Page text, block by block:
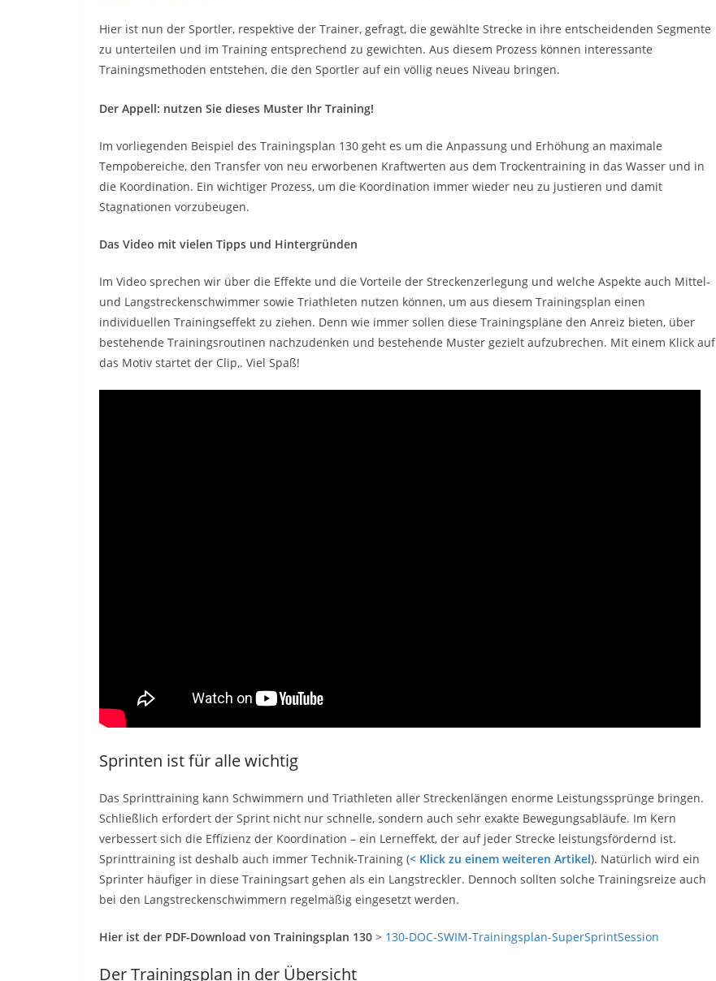
Hier ist nun der Sportler, respektive der Trainer, gefragt, die gewählte Strecke in ihre entscheidenden Segmente
zu unterteilen und im Training entsprechend zu gewichten. Aus diesem Prozess können interessante
Trainingsmethoden entstehen, die den Sportler auf ein völlig neues Niveau bringen.
Der Appell: nutzen Sie dieses Muster Ihr Training!
Im vorliegenden Beispiel des Trainingsplan 130 geht es um die Anpassung und Erhöhung an maximale
Tempobereiche, den Transfer von neu erworbenen Kraftwerten aus dem Trockentraining in das Wasser und in
die Koordination. Ein wichtiger Prozess, um die Koordination immer wieder neu zu justieren und damit
Stagnationen vorzubeugen.
Das Video mit vielen Tipps und Hintergründen
Im Video sprechen wir über die Effekte und die Vorteile der Streckenzerlegung und welche Aspekte auch Mittel-
und Langstreckenschwimmer sowie Triathleten nutzen können, um aus diesem Trainingsplan einen
individuellen Trainingseffekt zu ziehen. Denn wie immer sollen diese Trainingspläne den Anreiz bieten, über
bestehende Trainingsroutinen nachzudenken und bestehende Muster gezielt aufzubrechen. Mit einem Klick auf
das Motiv startet der Clip,. Viel Spaß!
Sprinten ist für alle wichtig
Das Sprinttraining kann Schwimmern und Triathleten aller Streckenlängen enorme Leistungssprünge bringen.
Schließlich erfordert der Sprint nicht nur schnelle, sondern auch sehr exakte Bewegungsabläufe. Im Kern
verbessert sich die Effizienz der Koordination – ein Lerneffekt, der auf jeder Strecke leistungsfördernd ist.
Sprinttraining ist deshalb auch immer Technik-Training (< Klick zu einem weiteren Artikel). Natürlich wird ein
Sprinter häufiger in diese Trainingsart gehen als ein Langstreckler. Dennoch sollten solche Trainingsreize auch
bei den Langstreckenschwimmern regelmäßig eingesetzt werden.
Hier ist der PDF-Download von Trainingsplan 130 > 130-DOC-SWIM-Trainingsplan-SuperSprintSession
Der Trainingsplan in der Übersicht